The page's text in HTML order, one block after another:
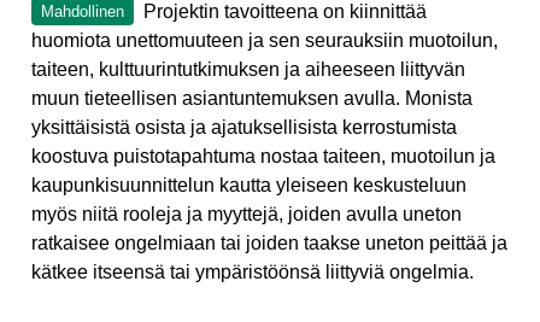
Mahdollinen
Projektin tavoitteena on kiinnittää
huomiota unettomuuteen ja sen seurauksiin muotoilun,
taiteen, kulttuurintutkimuksen ja aiheeseen liittyvän
muun tieteellisen asiantuntemuksen avulla. Monista
yksittäisistä osista ja ajatuksellisista kerrostumista
koostuva puistotapahtuma nostaa taiteen, muotoilun ja
kaupunkisuunnittelun kautta yleiseen keskusteluun
myös niitä rooleja ja myyttejä, joiden avulla uneton
ratkaisee ongelmiaan tai joiden taakse uneton peittää ja
kätkee itseensä tai ympäristöönsä liittyviä ongelmia.